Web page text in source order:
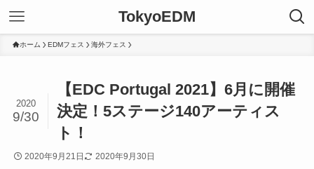
TokyoEDM
ホーム EDMフェス 海外フェス
【EDC Portugal 2021】6月に開催
決定！5ステージ140アーティス
ト！
2020
9/30
2020年9月21日 2020年9月30日